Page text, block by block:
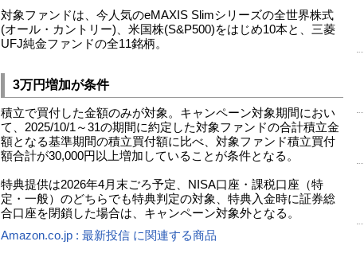
対象ファンドは、今人気のeMAXIS Slimシリーズの全世界株式
(オール・カントリー)、米国株(S&P500)をはじめ10本と、三菱
UFJ純金ファンドの全11銘柄。
3万円増加が条件
積立で買付した金額のみが対象。キャンペーン対象期間におい
て、2025/10/1～31の期間に約定した対象ファンドの合計積立金
額となる基準期間の積立買付額に比べ、対象ファンド積立買付
額合計が30,000円以上増加していることが条件となる。
特典提供は2026年4月末ごろ予定、NISA口座・課税口座（特
定・一般）のどちらでも特典判定の対象、特典入金時に証券総
合口座を閉鎖した場合は、キャンペーン対象外となる。
Amazon.co.jp : 最新投信 に関連する商品